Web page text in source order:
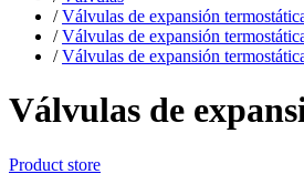
/ Válvulas de expansión
/ Válvulas de expansión
/ Válvulas de expansión
Válvulas de
Product store